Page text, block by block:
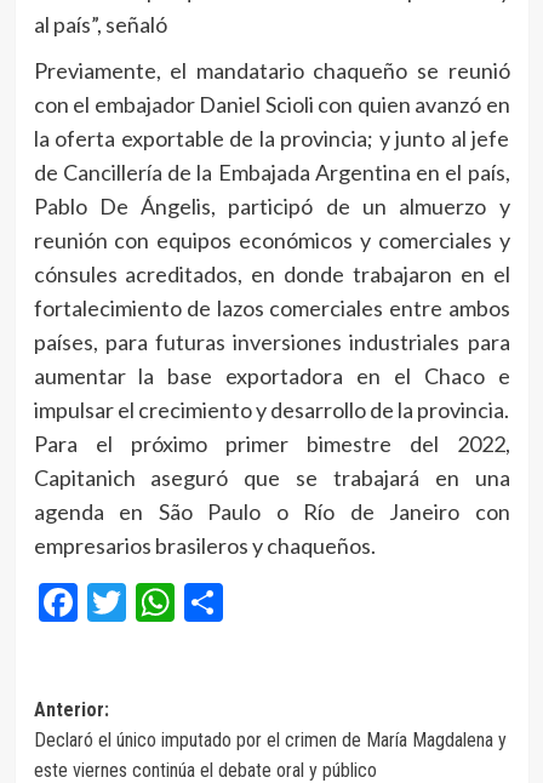
al país”, señaló
Previamente, el mandatario chaqueño se reunió
con el embajador Daniel Scioli con quien avanzó en
la oferta exportable de la provincia; y junto al jefe
de Cancillería de la Embajada Argentina en el país,
Pablo De Ángelis, participó de un almuerzo y
reunión con equipos económicos y comerciales y
cónsules acreditados, en donde trabajaron en el
fortalecimiento de lazos comerciales entre ambos
países, para futuras inversiones industriales para
aumentar la base exportadora en el Chaco e
impulsar el crecimiento y desarrollo de la provincia.
Para el próximo primer bimestre del 2022,
Capitanich aseguró que se trabajará en una
agenda en São Paulo o Río de Janeiro con
empresarios brasileros y chaqueños.
Facebook
Twitter
WhatsApp
Compartir
Navegación
de
Anterior:
Declaró el único imputado por el crimen de María Magdalena y
este viernes continúa el debate oral y público